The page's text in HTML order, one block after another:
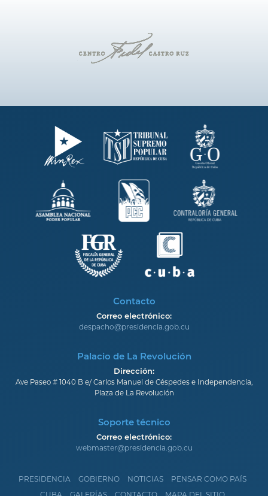
Contacto
Correo electrónico:
despacho@presidencia.gob.cu
Palacio de La Revolución
Dirección:
Ave Paseo # 1040 B e/ Carlos Manuel de Céspedes e Independencia,
Plaza de La Revolución
Soporte técnico
Correo electrónico:
webmaster@presidencia.gob.cu
PRESIDENCIA GOBIERNO NOTICIAS
PENSAR COMO PAÍS